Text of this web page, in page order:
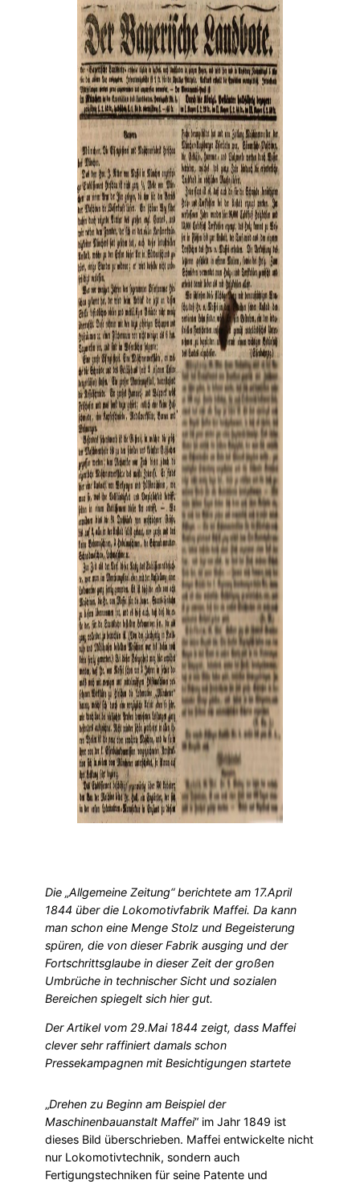
Die „Allgemeine Zeitung“ berichtete am 17.April
1844 über die Lokomotivfabrik Maffei. Da kann
man schon eine Menge Stolz und Begeisterung
spüren, die von dieser Fabrik ausging und der
Fortschrittsglaube in dieser Zeit der großen
Umbrüche in technischer Sicht und sozialen
Bereichen spiegelt sich hier gut.
Der Artikel vom 29.Mai 1844 zeigt, dass Maffei
clever sehr raffiniert damals schon
Pressekampagnen mit Besichtigungen startete
„Drehen zu Beginn am Beispiel der
Maschinenbauanstalt Maffei“ im Jahr 1849 ist
dieses Bild überschrieben. Maffei entwickelte nicht
nur Lokomotivtechnik, sondern auch
Fertigungstechniken für seine Patente und